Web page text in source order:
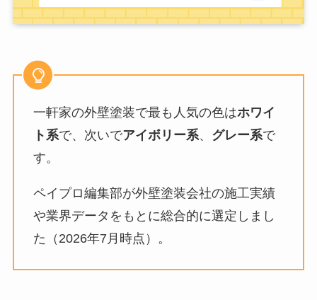
一軒家の外壁塗装で最も人気の色はホワイ
ト系で、次いでアイボリー系、 グレー系で
す。
ペイプロ編集部が外壁塗装会社の施工実績
や業界データをもとに総合的に選定しまし
た（ 2026年7月 時点）。